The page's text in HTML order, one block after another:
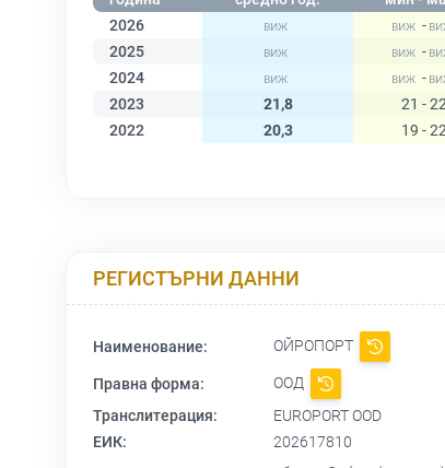
2026
-
2025
-
2024
-
2023
21,8 21 - 22
2022
20,3 19 - 22
РЕГИСТЪРНИ ДАННИ
Наименование: ОЙРОПОРТ
Правна форма:
ООД
Транслитерация:
EUROPORT OOD
ЕИК:
202617810